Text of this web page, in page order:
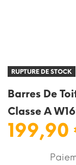
RUPTURE DE STOCK
Barres De
Classe A
199,90